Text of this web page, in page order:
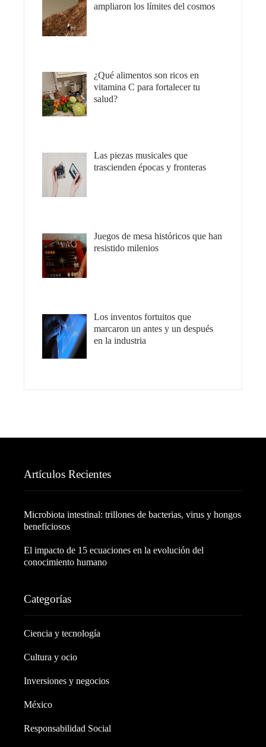
ampliaron los límites del cosmos
¿Qué alimentos son ricos en
vitamina C para fortalecer tu
salud?
Las piezas musicales que
trascienden épocas y fronteras
Juegos de mesa históricos que han
resistido milenios
Los inventos fortuitos que
marcaron un antes y un después
en la industria
Artículos Recientes
Microbiota intestinal: trillones de bacterias, virus y hongos
beneficiosos
El impacto de 15 ecuaciones en la evolución del
conocimiento humano
Categorías
Ciencia y tecnología
Cultura y ocio
Inversiones y negocios
México
Responsabilidad Social